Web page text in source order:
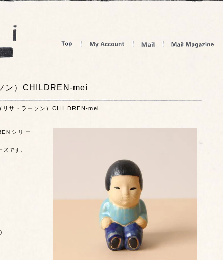
ン）CHILDREN-mei
サ・ラーソン）CHILDREN-mei
シリー
です。